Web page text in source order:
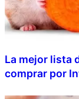
La mejor lista
comprar por